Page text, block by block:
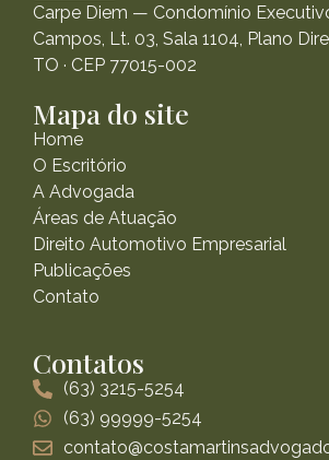
Carpe Diem — Condomínio
Campos, Lt. 03, Sala 1104, Plano
TO · CEP 77015-002
Mapa do site
Home
O Escritório
A Advogada
Áreas de Atuação
Direito Automotivo Empresarial
Publicações
Contato
Contatos
(63) 3215-5254
(63) 99999-5254